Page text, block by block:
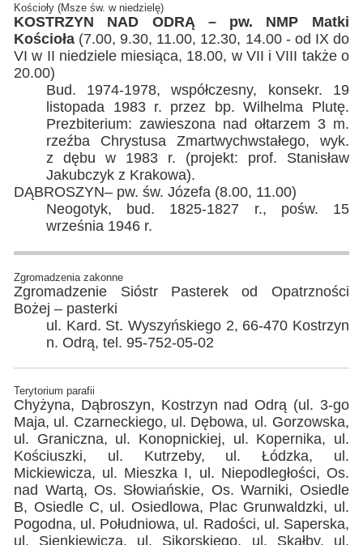
Kościoły (Msze św. w niedzielę)
KOSTRZYN NAD ODRĄ – pw. NMP Matki
Kościoła (7.00, 9.30, 11.00, 12.30, 14.00 - od IX do
VI w II niedziele miesiąca, 18.00, w VII i VIII także o
20.00)
Bud. 1974-1978, współczesny, konsekr. 19
listopada 1983 r. przez bp. Wilhelma Plutę.
Prezbiterium: zawieszona nad ołtarzem 3 m.
rzeźba Chrystusa Zmartwychwstałego, wyk.
z dębu w 1983 r. (projekt: prof. Stanisław
Jakubczyk z Krakowa).
DĄBROSZYN– pw. św. Józefa (8.00, 11.00)
Neogotyk, bud. 1825-1827 r., pośw. 15
września 1946 r.
Zgromadzenia zakonne
Zgromadzenie Sióstr Pasterek od Opatrzności
Bożej – pasterki
ul. Kard. St. Wyszyńskiego 2, 66-470 Kostrzyn
n. Odrą, tel. 95-752-05-02
Terytorium parafii
Chyżyna, Dąbroszyn, Kostrzyn nad Odrą (ul. 3-go
Maja, ul. Czarneckiego, ul. Dębowa, ul. Gorzowska,
ul. Graniczna, ul. Konopnickiej, ul. Kopernika, ul.
Kościuszki, ul. Kutrzeby, ul. Łódzka, ul.
Mickiewicza, ul. Mieszka I, ul. Niepodległości, Os.
nad Wartą, Os. Słowiańskie, Os. Warniki, Osiedle
B, Osiedle C, ul. Osiedlowa, Plac Grunwaldzki, ul.
Pogodna, ul. Południowa, ul. Radości, ul. Saperska,
ul. Sienkiewicza, ul. Sikorskiego, ul. Skałby, ul.